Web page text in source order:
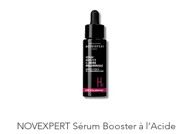
NOVEXPERT Sérum Booster à l’Acide